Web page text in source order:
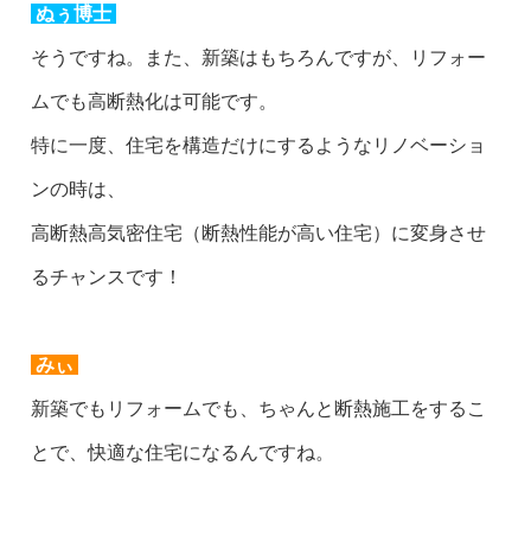
ぬぅ博士
そうですね。また、新築はもちろんですが、リフォー
ムでも高断熱化は可能です。
特に一度、住宅を構造だけにするようなリノベーショ
ンの時は、
高断熱高気密住宅（断熱性能が高い住宅）に変身させ
るチャンスです！
みぃ
新築でもリフォームでも、ちゃんと断熱施工をするこ
とで、快適な住宅になるんですね。